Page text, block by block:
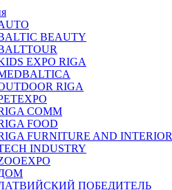
BEAUTY
EXPO RIGA
RIGA
COMM
FOOD
FURNITURE AND INTERIOR
INDUSTRY
ПОБЕДИТЕЛЬ